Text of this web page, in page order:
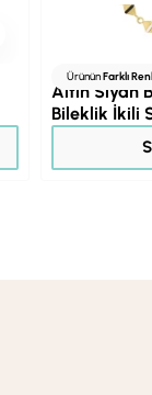
ÜrününFarklı
Altın Siyah
Bileklik İkili